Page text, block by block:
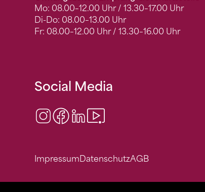
Mo: 08.00–12.00 Uhr / 13.30–17.00 Uhr
Di-Do: 08.00–13.00 Uhr
Fr: 08.00–12.00 Uhr / 13.30–16.00 Uhr
Social Media
Instagram
Facebook
LinkedIn
ImpressumDatenschutzAGB